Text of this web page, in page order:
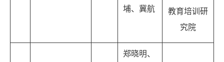
埔、冀航
教育培训研
究院
郑晓明、